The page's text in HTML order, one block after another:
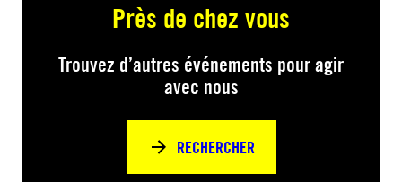
Près de chez vous
Trouvez d’autres événements pour agir
avec nous
RECHERCHER